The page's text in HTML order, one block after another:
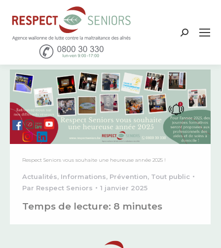
Respect Seniors vous souhaite une heureuse année 2025 !
Actualités, Informations, Prévention, Tout public
Par Respect Seniors 1 janvier 2025
Temps de lecture: 8 minutes